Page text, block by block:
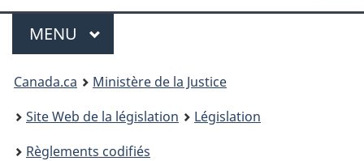
Menu
MENU PRINCIPAL
You
are
here:
Canada.ca
Ministère de la Justice
Site Web de la législation
Législation
Règlements codifiés